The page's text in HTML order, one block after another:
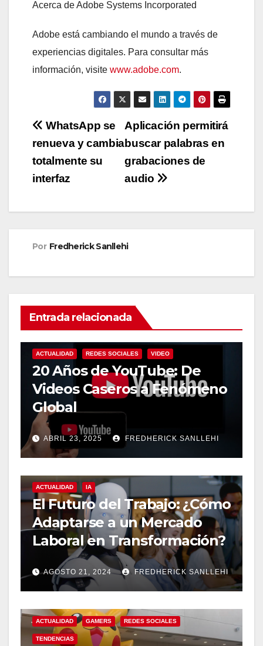
Acerca de Adobe Systems Incorporated
Adobe está cambiando el mundo a través de
experiencias digitales. Para consultar más
información, visite www.adobe.com.
Navegación
de
entradas
Aplicación permitirá
buscar palabras en
grabaciones de
audio
WhatsApp se
renueva y cambia
totalmente su
interfaz
Por Fredherick Sanllehi
Entrada relacionada
ACTUALIDAD REDES SOCIALES VIDEO
20 Años de YouTube: De
Videos Caseros a Fenómeno
Global
ABRIL 23, 2025 FREDHERICK SANLLEHI
ACTUALIDAD IA
El Futuro del Trabajo: ¿Cómo
Adaptarse a un Mercado
Laboral en Transformación?
AGOSTO 21, 2024 FREDHERICK SANLLEHI
ACTUALIDAD GAMERS REDES SOCIALES
TENDENCIAS